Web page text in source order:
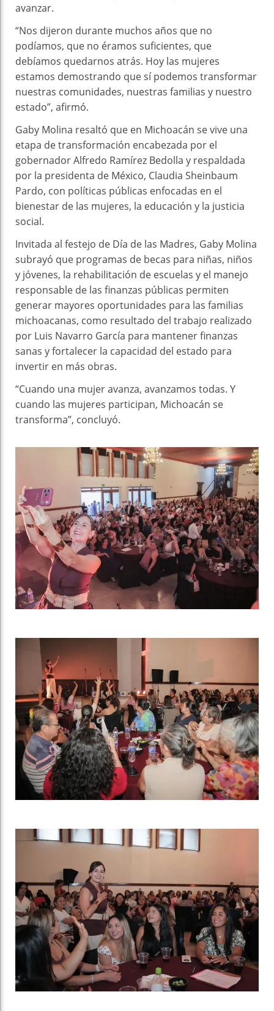
avanzar.
“Nos dijeron durante muchos años que no
podíamos, que no éramos suficientes, que
debíamos quedarnos atrás. Hoy las mujeres
estamos demostrando que sí podemos transformar
nuestras comunidades, nuestras familias y nuestro
estado”, afirmó.
Gaby Molina resaltó que en Michoacán se vive una
etapa de transformación encabezada por el
gobernador Alfredo Ramírez Bedolla y respaldada
por la presidenta de México, Claudia Sheinbaum
Pardo, con políticas públicas enfocadas en el
bienestar de las mujeres, la educación y la justicia
social.
Invitada al festejo de Día de las Madres, Gaby Molina
subrayó que programas de becas para niñas, niños
y jóvenes, la rehabilitación de escuelas y el manejo
responsable de las finanzas públicas permiten
generar mayores oportunidades para las familias
michoacanas, como resultado del trabajo realizado
por Luis Navarro García para mantener finanzas
sanas y fortalecer la capacidad del estado para
invertir en más obras.
“Cuando una mujer avanza, avanzamos todas. Y
cuando las mujeres participan, Michoacán se
transforma”, concluyó.